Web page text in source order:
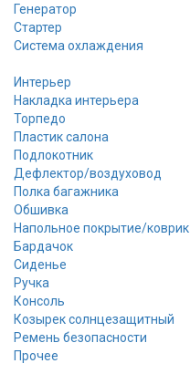
Генератор
Стартер
Cистема охлаждения
Интерьер
Накладка интерьера
Торпедо
Пластик салона
Подлокотник
Дефлектор/воздуховод
Полка багажника
Обшивка
Напольное покрытие/коврик
Бардачок
Сиденье
Ручка
Консоль
Козырек солнцезащитный
Ремень безопасности
Прочее